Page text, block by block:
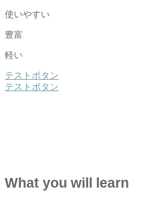
使いやすい
豊富
軽い
テストボタン
テストボタン
What you will learn